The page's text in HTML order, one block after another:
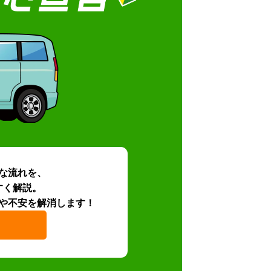
流れを、
解説。
不安を解消します！